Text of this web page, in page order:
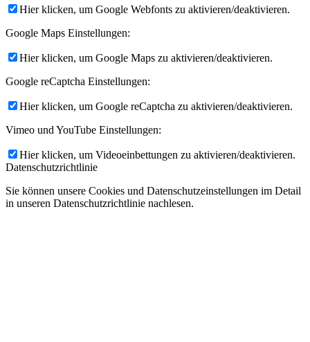
Hier klicken, um Google Webfonts zu aktivieren/deaktivieren.
Google Maps Einstellungen:
Hier klicken, um Google Maps zu aktivieren/deaktivieren.
Google reCaptcha Einstellungen:
Hier klicken, um Google reCaptcha zu aktivieren/deaktivieren.
Vimeo und YouTube Einstellungen:
Hier klicken, um Videoeinbettungen zu aktivieren/deaktivieren.
Datenschutzrichtlinie
Sie können unsere Cookies und Datenschutzeinstellungen im Detail
in unseren Datenschutzrichtlinie nachlesen.